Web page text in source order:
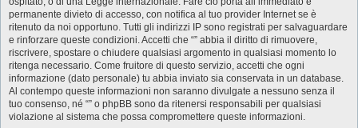
permanente divieto di accesso, con notifica al tuo provider Internet se è
ritenuto da noi opportuno. Tutti gli indirizzi IP sono registrati per salvaguardare
e rinforzare queste condizioni. Accetti che “” abbia il diritto di rimuovere,
riscrivere, spostare o chiudere qualsiasi argomento in qualsiasi momento lo
ritenga necessario. Come fruitore di questo servizio, accetti che ogni
informazione (dato personale) tu abbia inviato sia conservata in un database.
Al contempo queste informazioni non saranno divulgate a nessuno senza il
tuo consenso, né “” o phpBB sono da ritenersi responsabili per qualsiasi
violazione al sistema che possa compromettere queste informazioni.